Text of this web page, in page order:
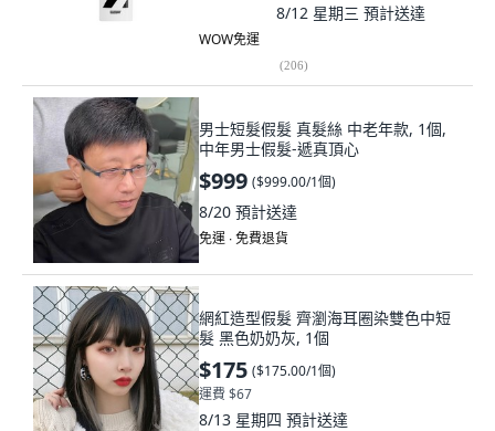
8/12 星期三 預計送達
WOW免運
(206)
男士短髮假髮 真髮絲 中老年款, 1個,
中年男士假髮-遞真頂心
$999 ($999.00/1個)
8/20 預計送達
免運 ∙ 免費退貨
網紅造型假髮 齊瀏海耳圈染雙色中短
髮 黑色奶奶灰, 1個
$175 ($175.00/1個)
運費 $67
8/13 星期四 預計送達